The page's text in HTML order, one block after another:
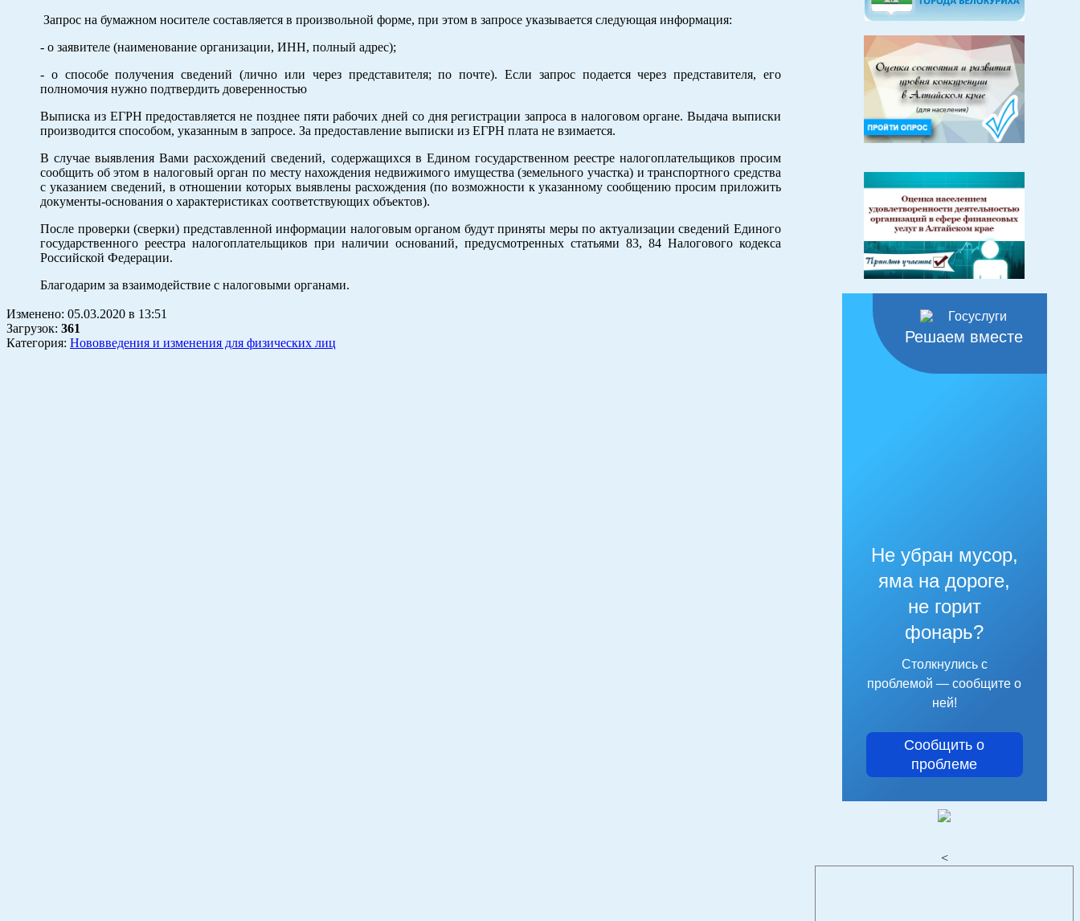
Запрос на бумажном носителе составляется в произвольной форме, при этом в запросе указывается следующая информация:
- о заявителе (наименование организации, ИНН, полный адрес);
- о способе получения сведений (лично или через представителя; по почте). Если запрос подается через представителя, его
полномочия нужно подтвердить доверенностью
Выписка из ЕГРН предоставляется не позднее пяти рабочих дней со дня регистрации запроса в налоговом органе. Выдача выписки
производится способом, указанным в запросе. За предоставление выписки из ЕГРН плата не взимается.
В случае выявления Вами расхождений сведений, содержащихся в Едином государственном реестре налогоплательщиков просим
сообщить об этом в налоговый орган по месту нахождения недвижимого имущества (земельного участка) и транспортного средства
с указанием сведений, в отношении которых выявлены расхождения (по возможности к указанному сообщению просим приложить
документы-основания о характеристиках соответствующих объектов).
После проверки (сверки) представленной информации налоговым органом будут приняты меры по актуализации сведений Единого
государственного реестра налогоплательщиков при наличии оснований, предусмотренных статьями 83, 84 Налогового кодекса
Российской Федерации.
Благодарим за взаимодействие с налоговыми органами.
Изменено: 05.03.2020 в 13:51
Загрузок: 361
Категория: Нововведения и изменения для физических лиц Решаем вместе
Не убран мусор,
яма на дороге,
не горит
фонарь?
Столкнулись с
проблемой — сообщите о
ней!
Сообщить о
проблеме
<